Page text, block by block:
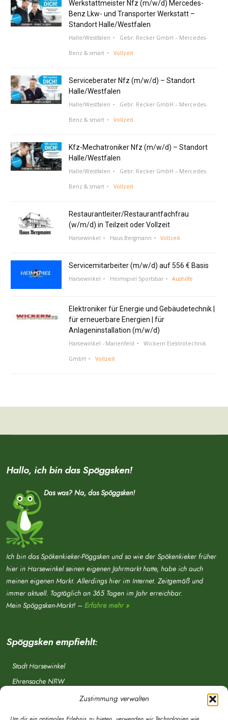
Zustimmung verwalten
Werkstattmeister Nfz (m/w/d) Mercedes-
Benz Lkw- und Transporter Werkstatt –
Standort Halle/Westfalen
Halle/Westfalen Gebr. Recker GmbH – Mercedes-
Benz & smart Vollzeit
Serviceberater Nfz (m/w/d) – Standort
Halle/Westfalen
Halle/Westfalen Gebr. Recker GmbH – Mercedes-
Benz & smart Vollzeit
Kfz-Mechatroniker Nfz (m/w/d) – Standort
Halle/Westfalen
Halle/Westfalen Gebr. Recker GmbH – Mercedes-
Benz & smart Vollzeit
Restaurantleiter/Restaurantfachfrau
(w/m/d) in Teilzeit oder Vollzeit
Harsewinkel Haus Bergmann Vollzeit
Servicemitarbeiter (m/w/d) auf 556 € Basis
Harsewinkel Heimspiel Sportsbar Aushilfe
Elektroniker für Energie und Gebäudetechnik |
für erneuerbare Energien | für
Anlageninstallation (m/w/d)
Harsewinkel - Marienfeld Wickern Elektrotechnik
GmbH Vollzeit
Hallo, ich bin das Spöggsken!
Das was? Na, das Spöggsken!
Ich bin das Spökenkieker-Pöggsken und so wie der Spökenkieker früher
hier in Harsewinkel seinen eigenen Jahrmarkt hatte, habe ich auch
meinen eigenen Markt. Allerdings hier im Internet. Zeitgemäß und
immer aktuell. Tagtäglich an 365 Tagen im Jahr erreichbar.
Mein Spöggsken-Markt! – Erfahre mehr »
Spöggsken empfiehlt:
Stadt Harsewinkel
Ehrensache NRW